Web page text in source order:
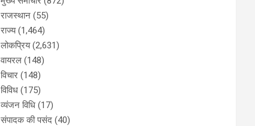
राजस्थान (55)
राज्य(1,464)
लोकप्रिय(2,631)
वायरल (148)
विचार (148)
विविध (175)
व्यंजन विधि (17)
संपादक की पसंद (40)